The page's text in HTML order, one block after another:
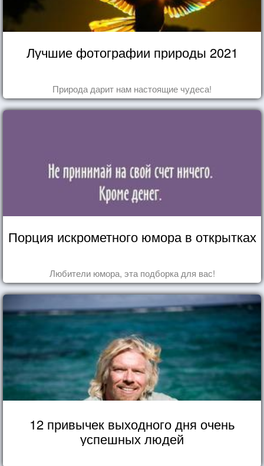
Лучшие фотографии природы 2021
Природа дарит нам настоящие чудеса!
Порция искрометного юмора в открытках
Любители юмора, эта подборка для вас!
12 привычек выходного дня очень
успешных людей